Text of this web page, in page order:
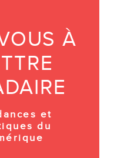
À
et
du